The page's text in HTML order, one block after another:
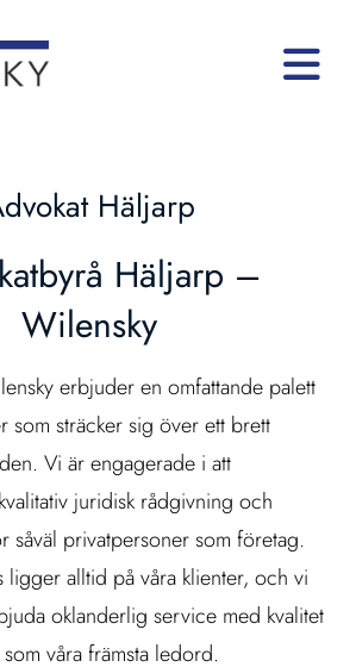
Häljarp
Häljarp –
Wilensky
erbjuder en omfattande palett
som sträcker sig över ett brett
Vi är engagerade i att
juridisk rådgivning och
såväl privatpersoner som företag.
ligger alltid på våra klienter, och vi
oklanderlig service med kvalitet
våra främsta ledord.